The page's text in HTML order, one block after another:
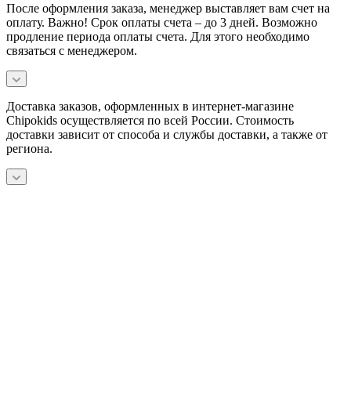
После оформления заказа, менеджер выставляет вам счет на
оплату. Важно! Срок оплаты счета – до 3 дней. Возможно
продление периода оплаты счета. Для этого необходимо
связаться с менеджером.
Доставка заказов, оформленных в интернет-магазине
Chipokids осуществляется по всей России. Стоимость
доставки зависит от способа и службы доставки, а также от
региона.